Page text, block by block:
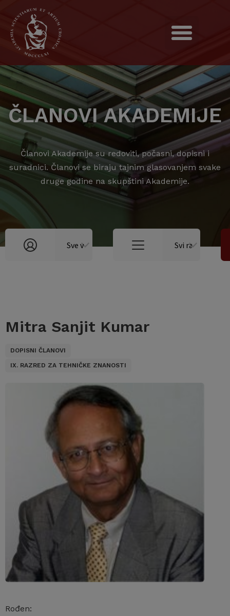
ČLANOVI AKADEMIJE
Članovi Akademije su redoviti, počasni, dopisni i
suradnici. Članovi se biraju tajnim glasovanjem svake
druge godine na skupštini Akademije.
Mitra Sanjit Kumar
DOPISNI ČLANOVI
IX. RAZRED ZA TEHNIČKE ZNANOSTI
Rođen: